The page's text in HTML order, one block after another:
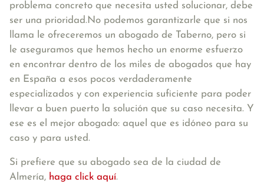
problema concreto que necesita usted solucionar, debe
ser una prioridad.No podemos garantizarle que si nos
llama le ofreceremos un abogado de Taberno, pero si
le aseguramos que hemos hecho un enorme esfuerzo
en encontrar dentro de los miles de abogados que hay
en España a esos pocos verdaderamente
especializados y con experiencia suficiente para poder
llevar a buen puerto la solución que su caso necesita. Y
ese es el mejor abogado: aquel que es idóneo para su
caso y para usted.
Si prefiere que su abogado sea de la ciudad de
Almería, haga click aquí.